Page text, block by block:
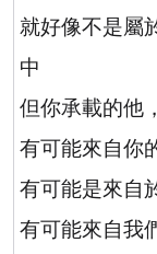
就好像不是屬
中
但你承載的他，
有可能來自你
有可能是來自
有可能來自我